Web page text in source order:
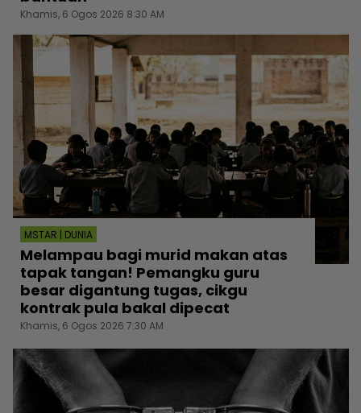
Khamis, 6 Ogos 2026 8:30 AM
MSTAR | DUNIA
Melampau bagi murid makan atas
tapak tangan! Pemangku guru
besar digantung tugas, cikgu
kontrak pula bakal dipecat
Khamis, 6 Ogos 2026 7:30 AM